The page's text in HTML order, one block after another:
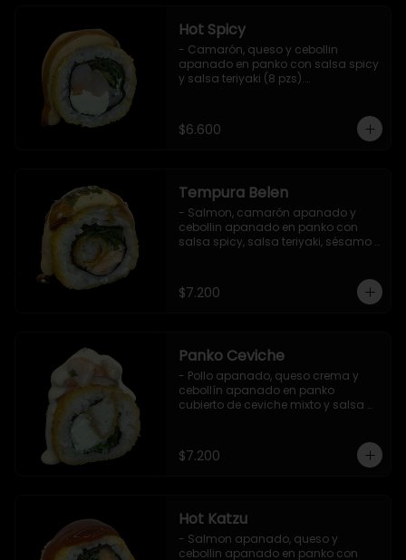
Hot Spicy
- Camarón, queso y cebollin
apanado en panko con salsa spicy
y salsa teriyaki (8 pzs).
$6.600
Tempura Belen
- Salmon, camarón apanado y
cebollin apanado en panko con
salsa spicy, salsa teriyaki, sésamo
$7.200
Panko Ceviche
- Pollo apanado, queso crema y
cebollín apanado en panko
cubierto de ceviche mixto y salsa
$7.200
Hot Katzu
- Salmon apanado, queso y
cebollin apanado en panko con